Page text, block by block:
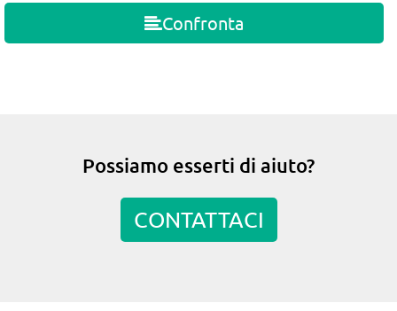
Confronta
Possiamo esserti di aiuto?
CONTATTACI